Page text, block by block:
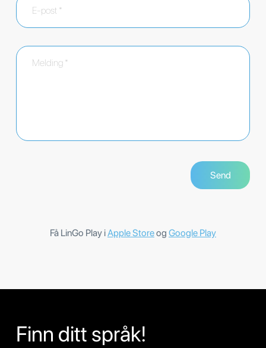
Få LinGo Play iApple Storeog Google Play
Finn ditt språk!